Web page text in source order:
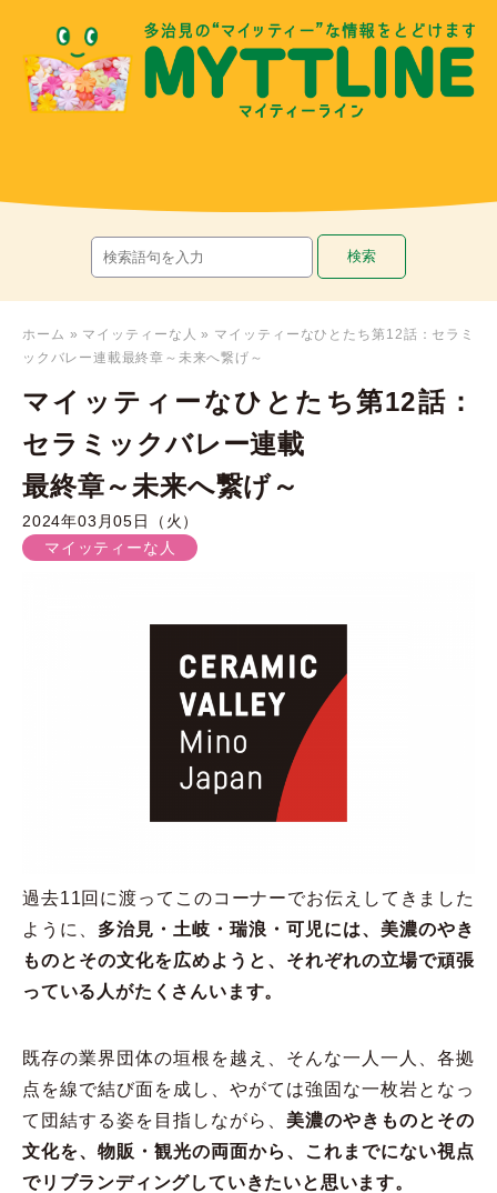
ホーム » マイッティーな人 » マイッティーなひとたち第12話：セラミ
ックバレー連載最終章～未来へ繋げ～
マイッティーなひとたち第12話：
セラミックバレー連載
最終章～未来へ繋げ～
2024年03月05日（火）
マイッティーな人
過去11回に渡ってこのコーナーでお伝えしてきました
ように、 多治見・土岐・瑞浪・可児には、美濃のやき
ものとその文化を広めようと、それぞれの立場で頑張
っている人がたくさんいます。
既存の業界団体の垣根を越え、そんな一人一人、各拠
点を線で結び面を成し、やがては強固な一枚岩となっ
て団結する姿を目指しながら、 美濃のやきものとその
文化を、物販・観光の両面から、これまでにない視点
でリブランディングしていきたいと思います。